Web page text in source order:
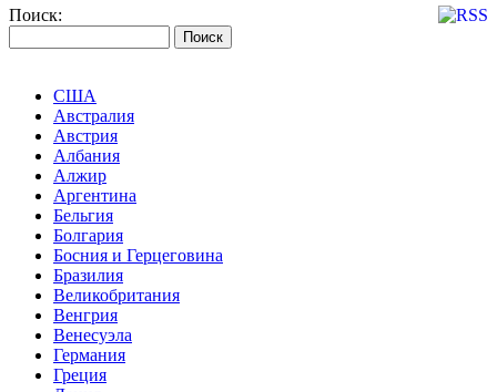
Поиск:
США
Австралия
Австрия
Албания
Алжир
Аргентина
Бельгия
Болгария
Босния и Герцеговина
Бразилия
Великобритания
Венгрия
Венесуэла
Германия
Греция